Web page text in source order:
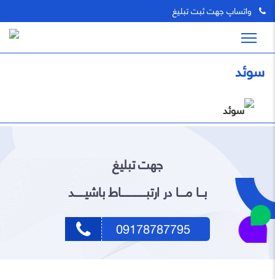
واتساپ جهت ثبت تبلیغ
سوئد
جهت تبلیغ
بـــا مــــا در ارتبـــــــــــــــاط باشیــــــد
09178787795